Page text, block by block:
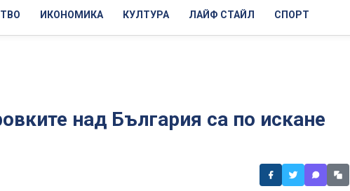
ИКОНОМИКА КУЛТУРА ЛАЙФ СТАЙЛ СПОРТ
над България са по искане